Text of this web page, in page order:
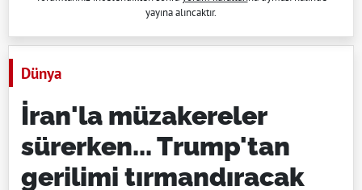
yayına alıncaktır.
Dünya
İran'la müzakereler
sürerken... Trump'tan
gerilimi tırmandıracak